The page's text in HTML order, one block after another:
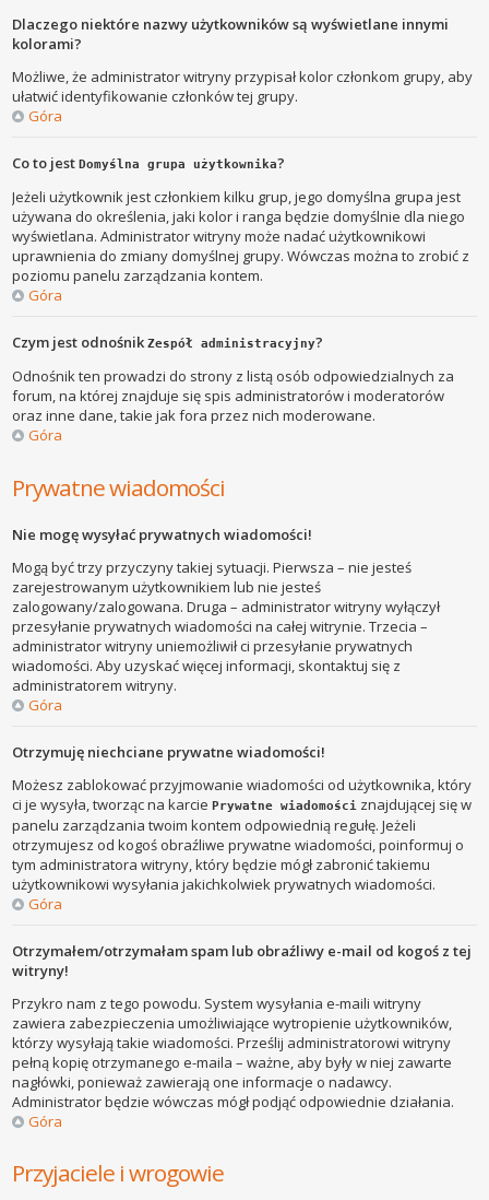
Dlaczego niektóre nazwy użytkowników są wyświetlane innymi
kolorami?
Możliwe, że administrator witryny przypisał kolor członkom grupy, aby
ułatwić identyfikowanie członków tej grupy.
Góra
Co to jestDomyślna grupa użytkownika?
Jeżeli użytkownik jest członkiem kilku grup, jego domyślna grupa jest
używana do określenia, jaki kolor i ranga będzie domyślnie dla niego
wyświetlana. Administrator witryny może nadać użytkownikowi
uprawnienia do zmiany domyślnej grupy. Wówczas można to zrobić z
poziomu panelu zarządzania kontem.
Góra
Czym jest odnośnikZespół administracyjny?
Odnośnik ten prowadzi do strony z listą osób odpowiedzialnych za
forum, na której znajduje się spis administratorów i moderatorów
oraz inne dane, takie jak fora przez nich moderowane.
Góra
Prywatne wiadomości
Nie mogę wysyłać prywatnych wiadomości!
Mogą być trzy przyczyny takiej sytuacji. Pierwsza – nie jesteś
zarejestrowanym użytkownikiem lub nie jesteś
zalogowany/zalogowana. Druga – administrator witryny wyłączył
przesyłanie prywatnych wiadomości na całej witrynie. Trzecia –
administrator witryny uniemożliwił ci przesyłanie prywatnych
wiadomości. Aby uzyskać więcej informacji, skontaktuj się z
administratorem witryny.
Góra
Otrzymuję niechciane prywatne wiadomości!
Możesz zablokować przyjmowanie wiadomości od użytkownika, który
ci je wysyła, tworząc na karciePrywatne wiadomości znajdującej się w
panelu zarządzania twoim kontem odpowiednią regułę. Jeżeli
otrzymujesz od kogoś obraźliwe prywatne wiadomości, poinformuj o
tym administratora witryny, który będzie mógł zabronić takiemu
użytkownikowi wysyłania jakichkolwiek prywatnych wiadomości.
Góra
Otrzymałem/otrzymałam spam lub obraźliwy e-mail od kogoś z tej
witryny!
Przykro nam z tego powodu. System wysyłania e-maili witryny
zawiera zabezpieczenia umożliwiające wytropienie użytkowników,
którzy wysyłają takie wiadomości. Prześlij administratorowi witryny
pełną kopię otrzymanego e-maila – ważne, aby były w niej zawarte
nagłówki, ponieważ zawierają one informacje o nadawcy.
Administrator będzie wówczas mógł podjąć odpowiednie działania.
Góra
Przyjaciele i wrogowie